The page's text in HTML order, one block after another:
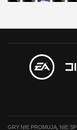
GRY NIE PROMUJĄ, NIE